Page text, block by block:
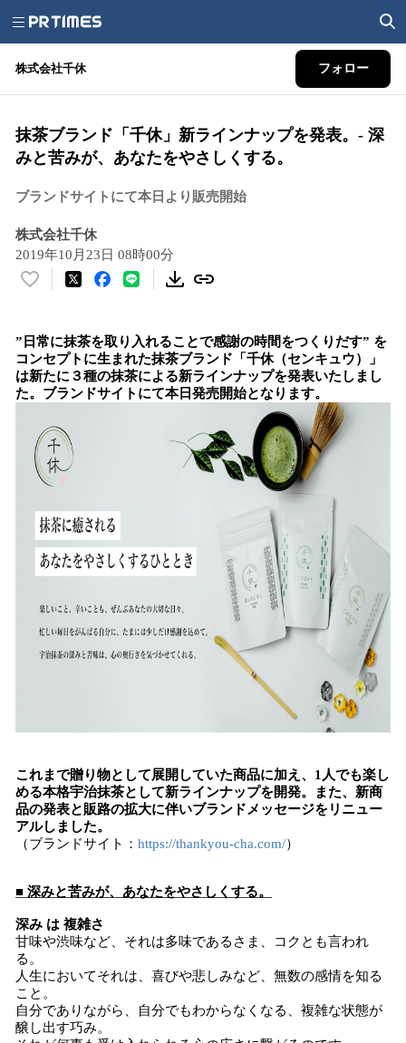
株式会社千休 フォロー
抹茶ブランド「千休」新ラインナップを発表。- 深
みと苦みが、あなたをやさしくする。
ブランドサイトにて本日より販売開始
株式会社千休
2019年10月23日 08時00分
い
！
数
を
読
込
み
中
す
”日常に抹茶を取り入れることで感謝の時間をつくりだす” を
コンセプトに生まれた抹茶ブランド「千休（センキュウ）」
は新たに３種の抹茶による新ラインナップを発表いたしまし
た。ブランドサイトにて本日発売開始となります。
これまで贈り物として展開していた商品に加え、1人でも楽し
める本格宇治抹茶として新ラインナップを開発。また、新商
品の発表と販路の拡大に伴いブランドメッセージをリニュー
アルしました。
（ブランドサイト： https://thankyou-cha.com/）
■ 深みと苦みが、あなたをやさしくする。
深み は 複雑さ
甘味や渋味など、それは多味であるさま、コクとも言われ
る。
人生においてそれは、喜びや悲しみなど、無数の感情を知る
こと。
自分でありながら、自分でもわからなくなる、複雑な状態が
醸し出す巧み。